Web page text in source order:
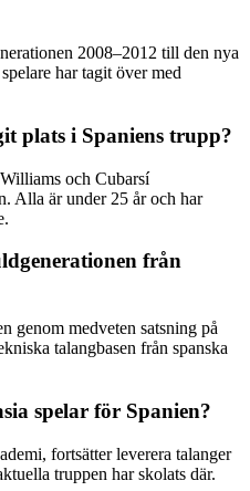
2008–2012 till den nya
har tagit över med
plats i Spaniens trupp?
och Cubarsí
Alla är under 25 år och har
från
genom medveten satsning på
talangbasen från spanska
spelar för Spanien?
fortsätter leverera talanger
truppen har skolats där.